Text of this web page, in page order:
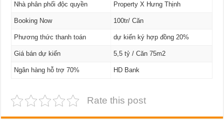
Nhà phân phối độc quyền Property X Hưng Thịnh
Booking Now 100tr/ Căn
Phương thức thanh toán dự kiến ký hợp đồng 20%
Giá bán dự kiến 5,5 tỷ / Căn 75m2
Ngân hàng hỗ trợ 70% HD Bank
Rate this post